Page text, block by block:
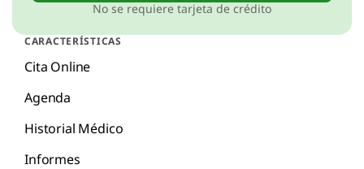
CARACTERÍSTICAS
Cita Online
Agenda
Historial Médico
Informes
No se requiere tarjeta de crédito